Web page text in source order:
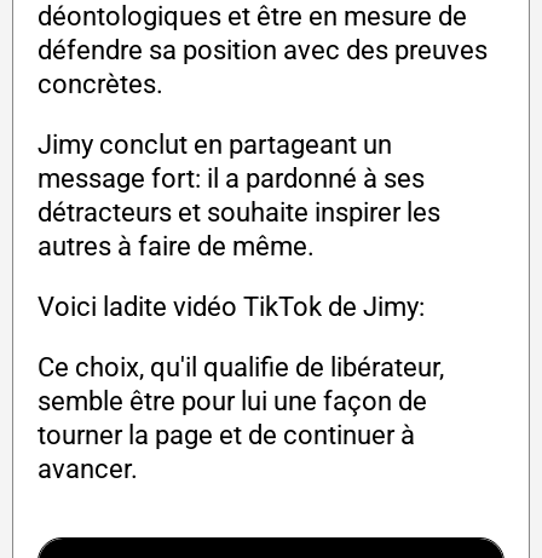
déontologiques et être en mesure de
défendre sa position avec des preuves
concrètes.
Jimy conclut en partageant un
message fort: il a pardonné à ses
détracteurs et souhaite inspirer les
autres à faire de même.
Voici ladite vidéo TikTok de Jimy:
Ce choix, qu'il qualifie de libérateur,
semble être pour lui une façon de
tourner la page et de continuer à
avancer.